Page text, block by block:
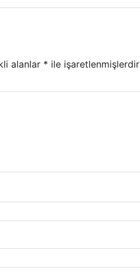
alanlar * ile işaretlenmişlerdir